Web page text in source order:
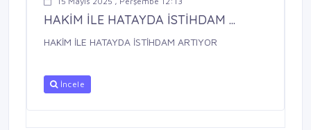
HAKİM İLE HATAYDA İSTİHDAM ...
HAKİM İLE HATAYDA İSTİHDAM ARTIYOR
İncele